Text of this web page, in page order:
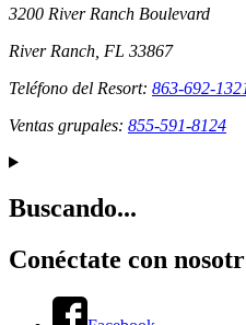
3200 River Ranch Boulevard
River Ranch, FL 33867
Teléfono del Resort: 863-692-
Ventas grupales: 855-591-8124
Buscando...
Conéctate con